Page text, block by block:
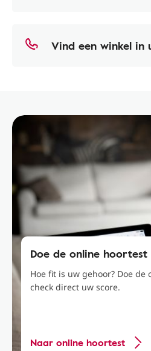
Vind een winkel in
Doe de online hoortest
Hoe fit is uw gehoor? Doe de
check direct uw score.
Naar online hoortest